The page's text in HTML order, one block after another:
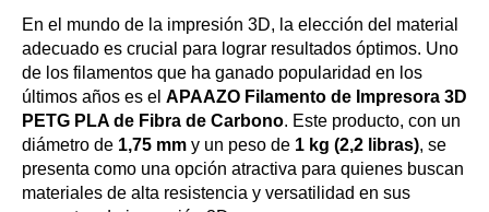
En el mundo de la impresión 3D, la elección del material
adecuado es crucial para lograr resultados óptimos. Uno
de los filamentos que ha ganado popularidad en los
últimos años es el APAAZO Filamento de Impresora 3D
PETG PLA de Fibra de Carbono. Este producto, con un
diámetro de 1,75 mm y un peso de 1 kg (2,2 libras), se
presenta como una opción atractiva para quienes buscan
materiales de alta resistencia y versatilidad en sus